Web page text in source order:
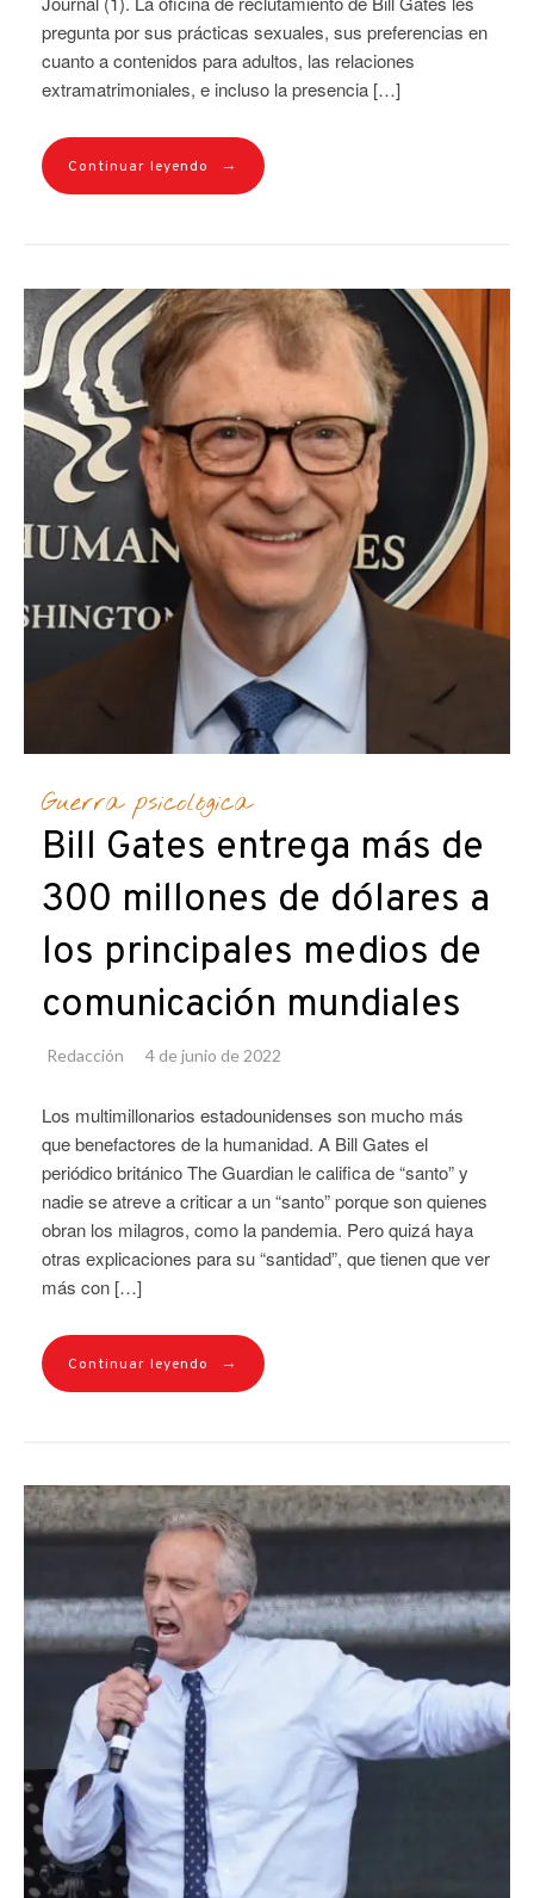
pregunta por sus prácticas sexuales, sus preferencias en
cuanto a contenidos para adultos, las relaciones
extramatrimoniales, e incluso la presencia […]
Continuar leyendo →
Guerra psicológica
Bill Gates entrega más de
300 millones de dólares a
los principales medios de
comunicación mundiales
Redacción 4 de junio de 2022
Los multimillonarios estadounidenses son mucho más
que benefactores de la humanidad. A Bill Gates el
periódico británico The Guardian le califica de “santo” y
nadie se atreve a criticar a un “santo” porque son quienes
obran los milagros, como la pandemia. Pero quizá haya
otras explicaciones para su “santidad”, que tienen que ver
más con […]
Continuar leyendo →